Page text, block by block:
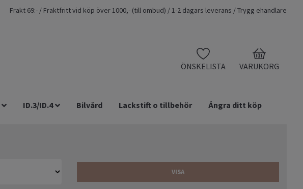
Frakt 69:- / Fraktfritt vid köp över 1000,- (till ombud) / 1-2 dagars leverans / Trygg ehandlare
ÖNSKELISTA
0
VARUKORG
ID.3/ID.4 Bilvård Lackstift o tillbehör Ångra ditt köp
VISA